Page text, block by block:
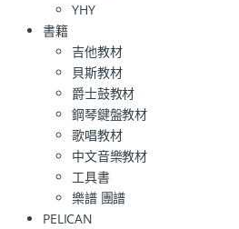
YHY
書籍
吉他教材
貝斯教材
爵士鼓教材
鋼琴鍵盤教材
歌唱教材
中文音樂教材
工具書
樂譜 團譜
PELICAN